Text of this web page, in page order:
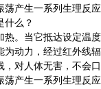
生一系列生理反应
么？
当它抵达设定温度
力，经过红外线辐
人体无害，不会口
生一系列生理反应